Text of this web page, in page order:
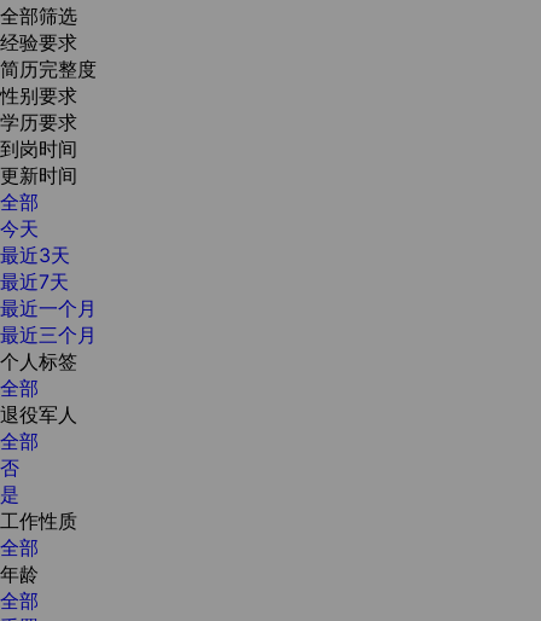
全部筛选
经验要求
简历完整度
性别要求
学历要求
到岗时间
更新时间
全部
今天
最近3天
最近7天
最近一个月
最近三个月
个人标签
全部
退役军人
全部
否
是
工作性质
全部
年龄
全部